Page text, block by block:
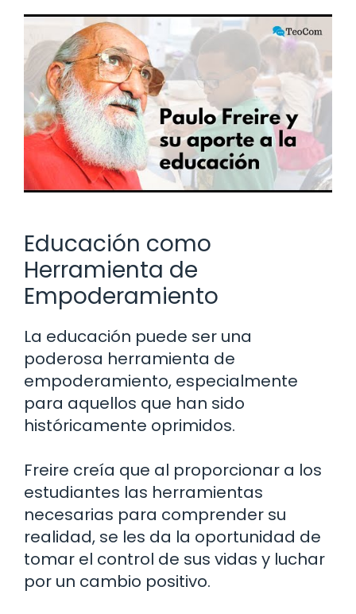
Educación como
Herramienta de
Empoderamiento
La educación puede ser una
poderosa herramienta de
empoderamiento, especialmente
para aquellos que han sido
históricamente oprimidos.
Freire creía que al proporcionar a los
estudiantes las herramientas
necesarias para comprender su
realidad, se les da la oportunidad de
tomar el control de sus vidas y luchar
por un cambio positivo.